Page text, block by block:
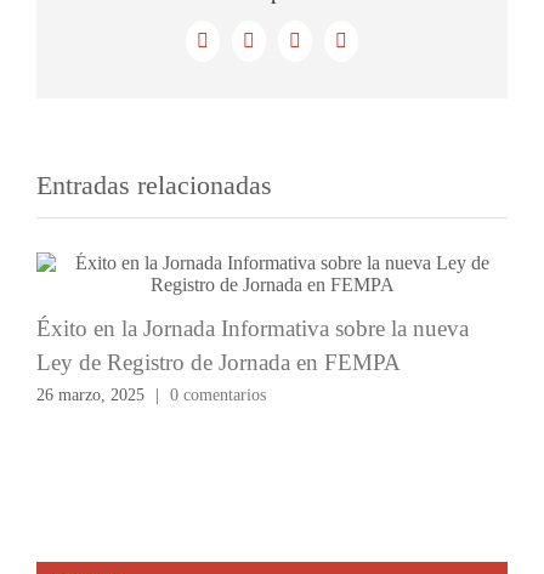
Facebook
X LinkedInCorreo
Entradas relacionadas
Éxito en la Jornada Informativa sobre la nueva
Ley de Registro de Jornada en FEMPA
26 marzo, 2025 0 comentarios